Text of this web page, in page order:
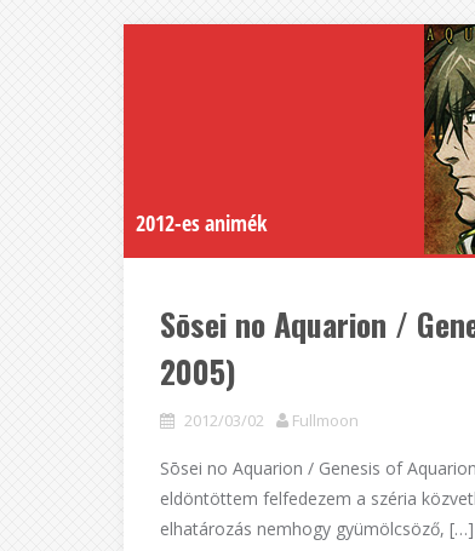
2012-es animék
Sōsei no Aquarion /
2005)
2012/03/02 Fullmoon
Sōsei no Aquarion / Genesis of
eldöntöttem felfedezem a széria
elhatározás nemhogy gyümölcsöző, […]